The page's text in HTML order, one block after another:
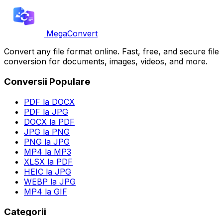
MegaConvert
Convert any file format online. Fast, free, and secure file
conversion for documents, images, videos, and more.
Conversii Populare
PDF la DOCX
PDF la JPG
DOCX la PDF
JPG la PNG
PNG la JPG
MP4 la MP3
XLSX la PDF
HEIC la JPG
WEBP la JPG
MP4 la GIF
Categorii